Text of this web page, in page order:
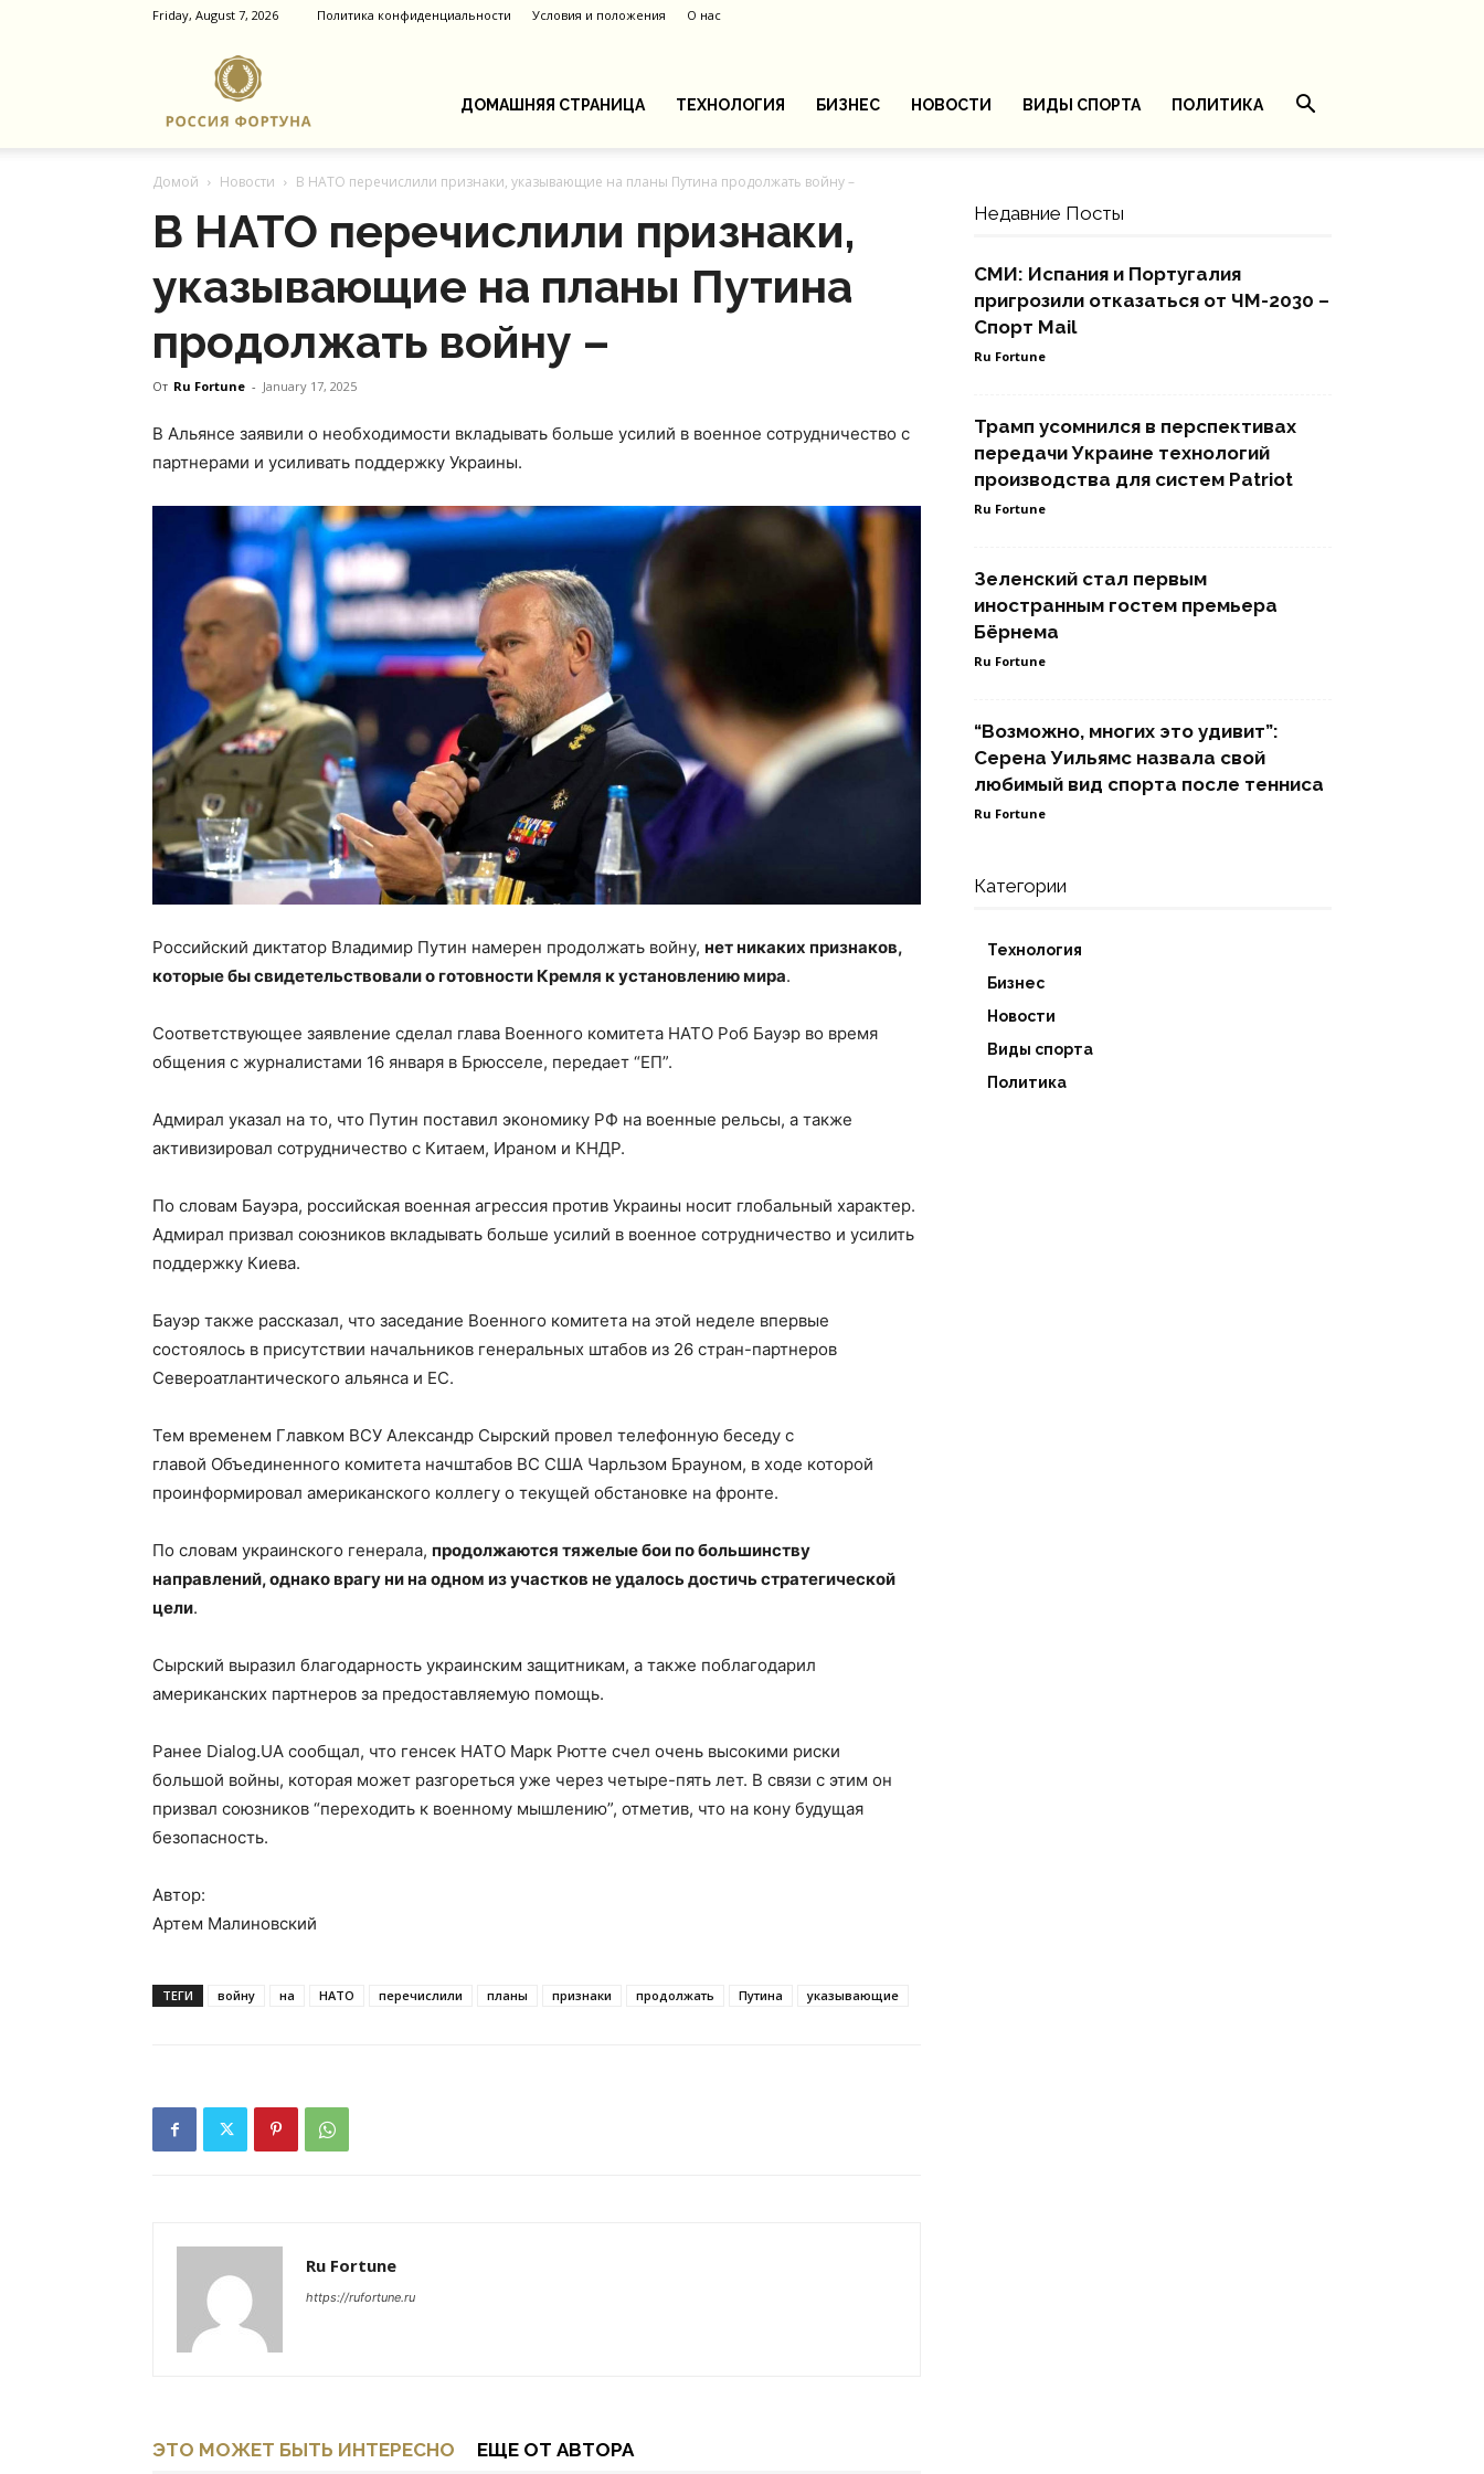
Friday, August 7, 2026 Политика конфиденциальности Условия и положения О нас
ДОМАШНЯЯ СТРАНИЦА ТЕХНОЛОГИЯ БИЗНЕС НОВОСТИ ВИДЫ СПОРТА ПОЛИТИКА
Домой Новости В НАТО перечислили признаки, указывающие на планы Путина продолжать войну –
В НАТО перечислили признаки,
указывающие на планы Путина
продолжать войну –
От Ru Fortune - January 17, 2025
В Альянсе заявили о необходимости вкладывать больше усилий в военное сотрудничество с
партнерами и усиливать поддержку Украины.
Российский диктатор Владимир Путин намерен продолжать войну, нет никаких признаков,
которые бы свидетельствовали о готовности Кремля к установлению мира.
Соответствующее заявление сделал глава Военного комитета НАТО Роб Бауэр во время
общения с журналистами 16 января в Брюсселе, передает “ЕП”.
Адмирал указал на то, что Путин поставил экономику РФ на военные рельсы, а также
активизировал сотрудничество с Китаем, Ираном и КНДР.
По словам Бауэра, российская военная агрессия против Украины носит глобальный характер.
Адмирал призвал союзников вкладывать больше усилий в военное сотрудничество и усилить
поддержку Киева.
Бауэр также рассказал, что заседание Военного комитета на этой неделе впервые
состоялось в присутствии начальников генеральных штабов из 26 стран-партнеров
Североатлантического альянса и ЕС.
Тем временем Главком ВСУ Александр Сырский провел телефонную беседу с
главой Объединенного комитета начштабов ВС США Чарльзом Брауном, в ходе которой
проинформировал американского коллегу о текущей обстановке на фронте.
По словам украинского генерала, продолжаются тяжелые бои по большинству
направлений, однако врагу ни на одном из участков не удалось достичь стратегической
цели.
Сырский выразил благодарность украинским защитникам, а также поблагодарил
американских партнеров за предоставляемую помощь.
Ранее Dialog.UA сообщал, что генсек НАТО Марк Рютте счел очень высокими риски
большой войны, которая может разгореться уже через четыре-пять лет. В связи с этим он
призвал союзников “переходить к военному мышлению”, отметив, что на кону будущая
безопасность.
Автор:
Артем Малиновский
ТЕГИ войну на НАТО перечислили планы признаки продолжать Путина указывающие
Ru Fortune
https://rufortune.ru
ЭТО МОЖЕТ БЫТЬ ИНТЕРЕСНО ЕЩЕ ОТ АВТОРА
Недавние Посты
СМИ: Испания и Португалия
пригрозили отказаться от ЧМ-2030 –
Спорт Mail
Ru Fortune
Трамп усомнился в перспективах
передачи Украине технологий
производства для систем Patriot
Ru Fortune
Зеленский стал первым
иностранным гостем премьера
Бёрнема
Ru Fortune
“Возможно, многих это удивит”:
Серена Уильямс назвала свой
любимый вид спорта после тенниса
Ru Fortune
Категории
Технология
Бизнес
Новости
Виды спорта
Политика